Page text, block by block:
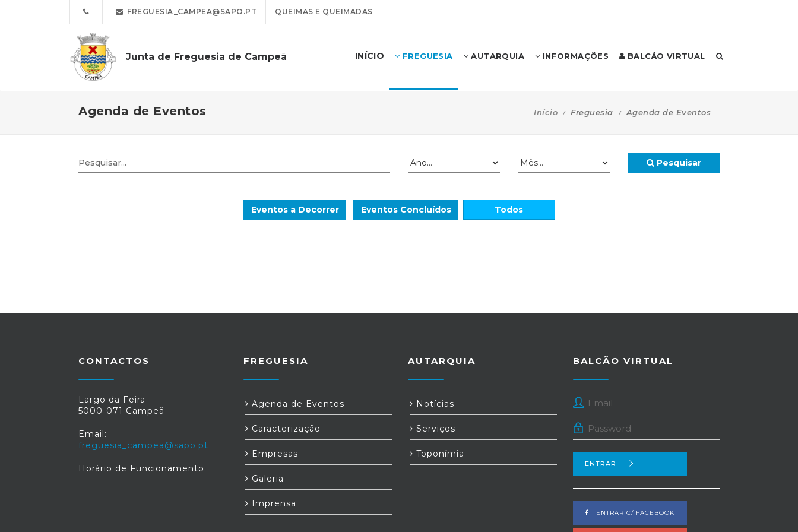
FREGUESIA_CAMPEA@SAPO.PT QUEIMAS E QUEIMADAS
Junta de Freguesia de Campeã INÍCIO FREGUESIA AUTARQUIA INFORMAÇÕES BALCÃO VIRTUAL
Agenda de Eventos Início Freguesia Agenda de Eventos
Pesquisar
Eventos a Decorrer Eventos Concluídos Todos
CONTACTOS
Largo da Feira
5000-071 Campeã
Email:
freguesia_campea@sapo.pt
Horário de Funcionamento:
FREGUESIA
Agenda de Eventos
Caracterização
Empresas
Galeria
Imprensa
AUTARQUIA
Notícias
Serviços
Toponímia
BALCÃO VIRTUAL
ENTRAR
ENTRAR C/ FACEBOOK